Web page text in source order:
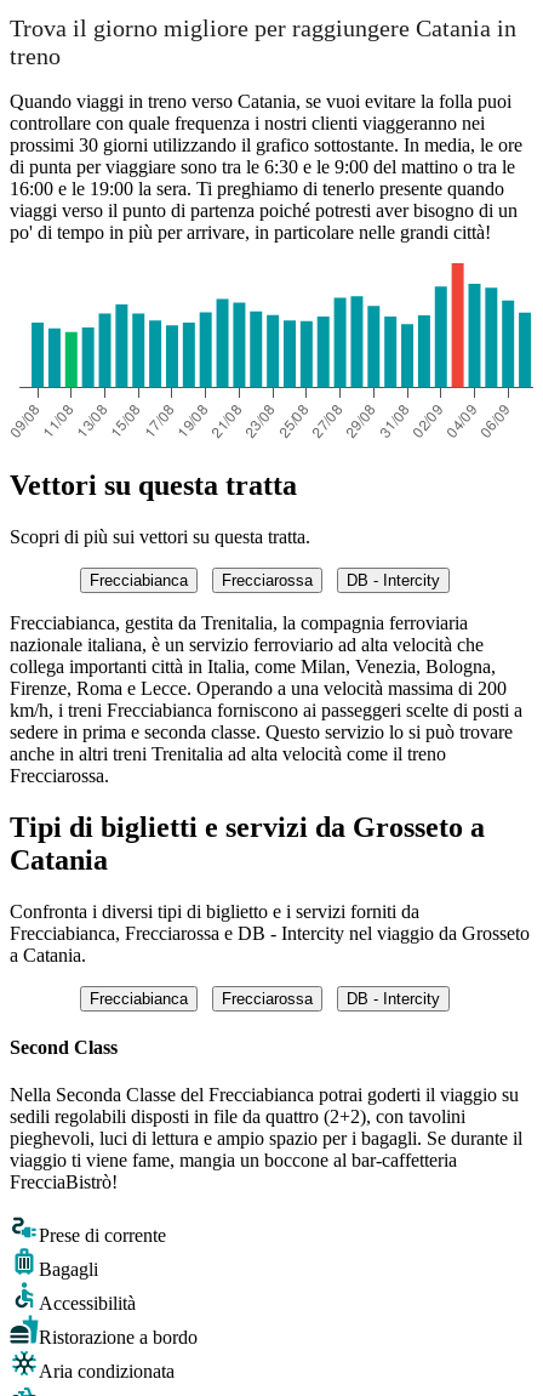
Trova il giorno migliore per raggiungere Catania in
treno
Quando viaggi in treno verso Catania, se vuoi evitare la folla puoi
controllare con quale frequenza i nostri clienti viaggeranno nei
prossimi 30 giorni utilizzando il grafico sottostante. In media, le ore
di punta per viaggiare sono tra le 6:30 e le 9:00 del mattino o tra le
16:00 e le 19:00 la sera. Ti preghiamo di tenerlo presente quando
viaggi verso il punto di partenza poiché potresti aver bisogno di un
po' di tempo in più per arrivare, in particolare nelle grandi città!
Vettori su questa tratta
Scopri di più sui vettori su questa tratta.
Frecciabianca Frecciarossa DB - Intercity
Frecciabianca, gestita da Trenitalia, la compagnia ferroviaria
nazionale italiana, è un servizio ferroviario ad alta velocità che
collega importanti città in Italia, come Milan, Venezia, Bologna,
Firenze, Roma e Lecce. Operando a una velocità massima di 200
km/h, i treni Frecciabianca forniscono ai passeggeri scelte di posti a
sedere in prima e seconda classe. Questo servizio lo si può trovare
anche in altri treni Trenitalia ad alta velocità come il treno
Frecciarossa.
Tipi di biglietti e servizi da Grosseto a
Catania
Confronta i diversi tipi di biglietto e i servizi forniti da
Frecciabianca, Frecciarossa e DB - Intercity nel viaggio da Grosseto
a Catania.
Frecciabianca Frecciarossa DB - Intercity
Second Class
Nella Seconda Classe del Frecciabianca potrai goderti il viaggio su
sedili regolabili disposti in file da quattro (2+2), con tavolini
pieghevoli, luci di lettura e ampio spazio per i bagagli. Se durante il
viaggio ti viene fame, mangia un boccone al bar-caffetteria
FrecciaBistrò!
Prese di corrente
Bagagli
Accessibilità
Ristorazione a bordo
Aria condizionata